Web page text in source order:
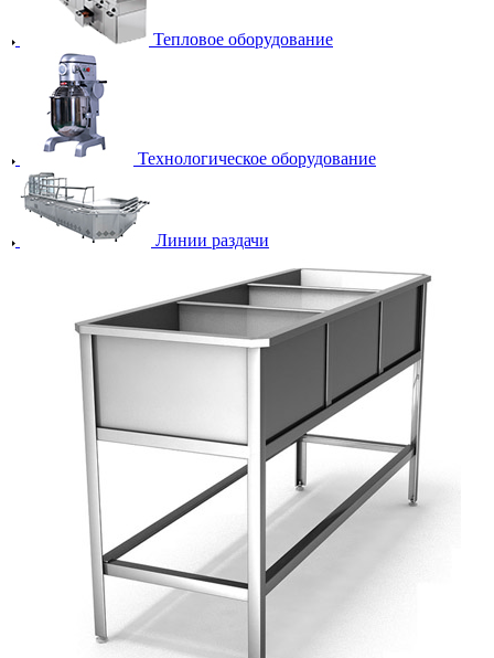
Тепловое оборудование
Технологическое оборудование
Линии раздачи